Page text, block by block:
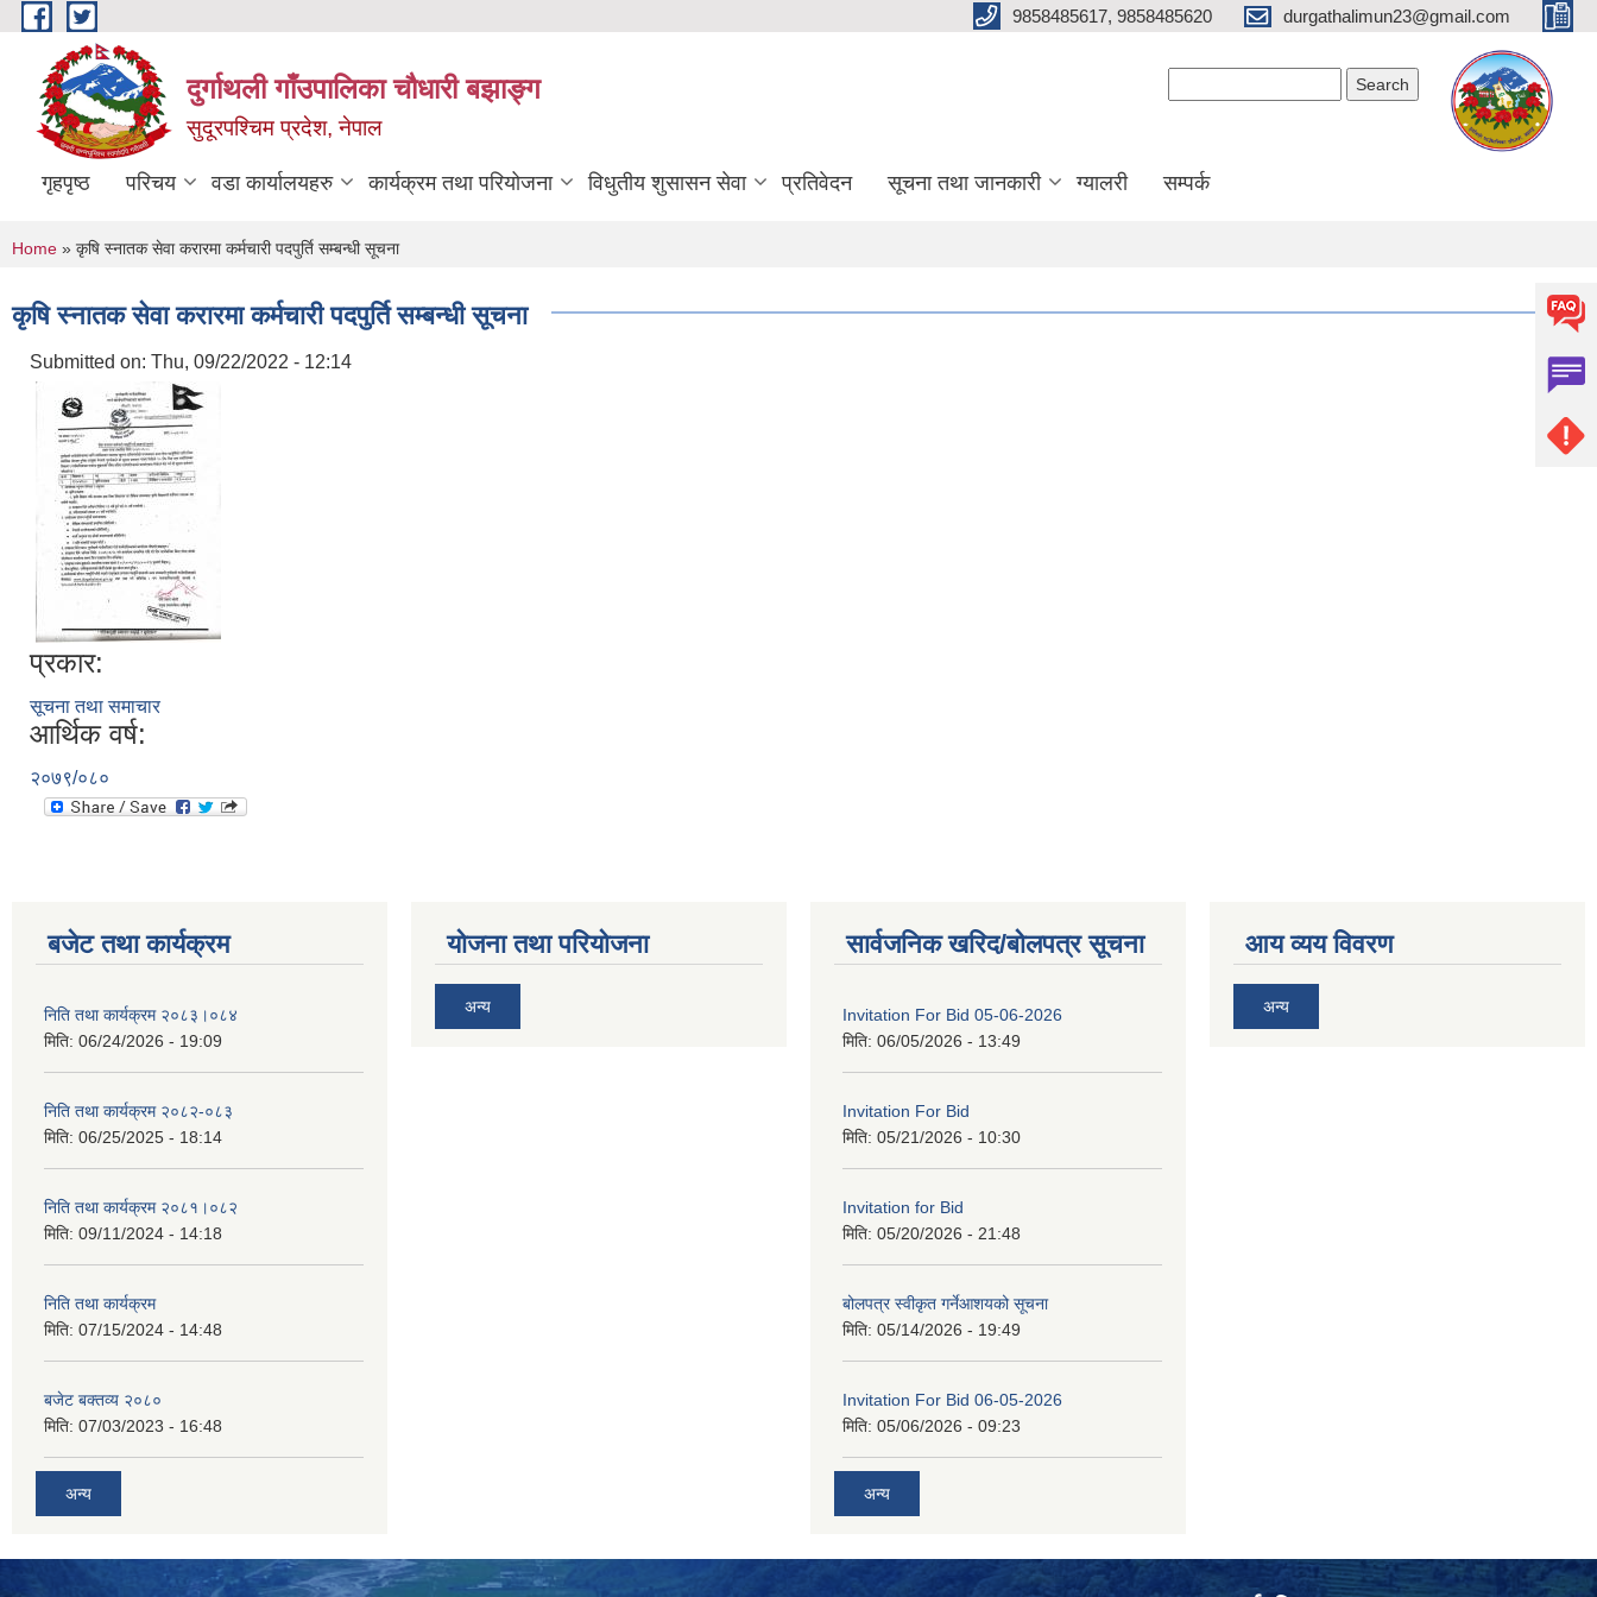
Skip to main content 9858485617, 9858485620 durgathalimun23@gmail.com
दुर्गाथली गाँउपालिका चौधारी बझाङ्ग
सुदूरपश्चिम प्रदेश, नेपाल
गृहपृष्ठ परिचय वडा कार्यालयहरु कार्यक्रम तथा परियोजना विधुतीय शुसासन सेवा प्रतिवेदन सूचना तथा जानकारी ग्यालरी सम्पर्क
You are here
Home » कृषि स्नातक सेवा करारमा कर्मचारी पदपुर्ति सम्बन्धी सूचना
कृषि स्नातक सेवा करारमा कर्मचारी पदपुर्ति सम्बन्धी सूचना
Submitted on: Thu, 09/22/2022 - 12:14
प्रकार:
सूचना तथा समाचार
आर्थिक वर्ष:
२०७९/०८०
बजेट तथा कार्यक्रम
निति तथा कार्यक्रम २०८३।०८४
मिति: 06/24/2026 - 19:09
निति तथा कार्यक्रम २०८२-०८३
मिति: 06/25/2025 - 18:14
निति तथा कार्यक्रम २०८१।०८२
मिति: 09/11/2024 - 14:18
निति तथा कार्यक्रम
मिति: 07/15/2024 - 14:48
बजेट बक्तव्य २०८०
मिति: 07/03/2023 - 16:48
अन्य
योजना तथा परियोजना
अन्य
सार्वजनिक खरिद/बोलपत्र सूचना
Invitation For Bid 05-06-2026
मिति: 06/05/2026 - 13:49
Invitation For Bid
मिति: 05/21/2026 - 10:30
Invitation for Bid
मिति: 05/20/2026 - 21:48
बोलपत्र स्वीकृत गर्नेआशयको सूचना
मिति: 05/14/2026 - 19:49
Invitation For Bid 06-05-2026
मिति: 05/06/2026 - 09:23
अन्य
आय व्यय विवरण
अन्य